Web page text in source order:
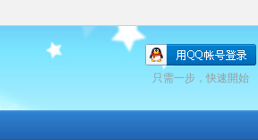
只需一步，快速開始